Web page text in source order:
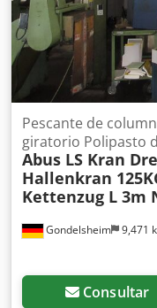
Gondelsheim 9,471
Pescante de
giratorio Polipasto
Abus LS Kran
Hallenkran
Kettenzug L 3m
Consultar